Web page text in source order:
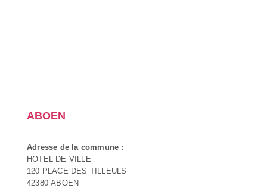
ABOEN
Adresse de la commune :
HOTEL DE VILLE
120 PLACE DES TILLEULS
42380 ABOEN